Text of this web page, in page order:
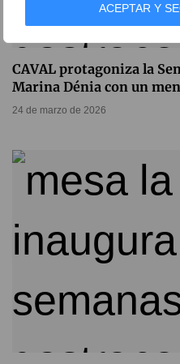
ACEPTAR Y
CAVAL protagoniza la
Marina Dénia con un
24 de marzo de 2026